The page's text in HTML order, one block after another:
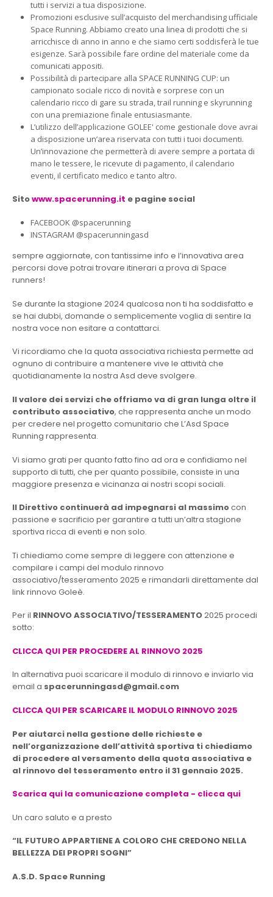
tutti i servizi a tua disposizione.
Promozioni esclusive sull’acquisto del merchandising ufficiale
Space Running. Abbiamo creato una linea di prodotti che si
arricchisce di anno in anno e che siamo certi soddisferà le tue
esigenze. Sarà possibile fare ordine del materiale come da
comunicati appositi.
Possibilità di partecipare alla SPACE RUNNING CUP: un
campionato sociale ricco di novità e sorprese con un
calendario ricco di gare su strada, trail running e skyrunning
con una premiazione finale entusiasmante.
L’utilizzo dell’applicazione GOLEE' come gestionale dove avrai
a disposizione un’area riservata con tutti i tuoi documenti.
Un’innovazione che permetterà di avere sempre a portata di
mano le tessere, le ricevute di pagamento, il calendario
eventi, il certificato medico e tanto altro.
Sitowww.spacerunning.it e pagine social
FACEBOOK @spacerunning
INSTAGRAM @spacerunningasd
sempre aggiornate, con tantissime info e l’innovativa area
percorsi dove potrai trovare itinerari a prova di Space
runners!
Se durante la stagione 2024 qualcosa non ti ha soddisfatto e
se hai dubbi, domande o semplicemente voglia di sentire la
nostra voce non esitare a contattarci.
Vi ricordiamo che la quota associativa richiesta permette ad
ognuno di contribuire a mantenere vive le attività che
quotidianamente la nostra Asd deve svolgere.
Il valore dei servizi che offriamo va di gran lunga oltre il
contributo associativo, che rappresenta anche un modo
per credere nel progetto comunitario che L’Asd Space
Running rappresenta.
Vi siamo grati per quanto fatto fino ad ora e confidiamo nel
supporto di tutti, che per quanto possibile, consiste in una
maggiore presenza e vicinanza ai nostri scopi sociali.
Il Direttivo continuerà ad impegnarsi al massimocon
passione e sacrificio per garantire a tutti un’altra stagione
sportiva ricca di eventi e non solo.
Ti chiediamo come sempre di leggere con attenzione e
compilare i campi del modulo rinnovo
associativo/tesseramento 2025 e rimandarli direttamente dal
link rinnovo Goleè.
Per il RINNOVO ASSOCIATIVO/TESSERAMENTO2025 procedi
sotto:
CLICCA QUI PER PROCEDERE AL RINNOVO 2025
In alternativa puoi scaricare il modulo di rinnovo e inviarlo via
email a spacerunningasd@gmail.com
CLICCA QUI PER SCARICARE IL MODULO RINNOVO 2025
Per aiutarci nella gestione delle richieste e
nell’organizzazione dell’attività sportiva ti chiediamo
di procedere al versamento della quota associativa e
al rinnovo del tesseramento entro il 31 gennaio 2025.
Scarica qui la comunicazione completa - clicca qui
Un caro saluto e a presto
“IL FUTURO APPARTIENE A COLORO CHE CREDONO NELLA
BELLEZZA DEI PROPRI SOGNI”
A.S.D. Space Running